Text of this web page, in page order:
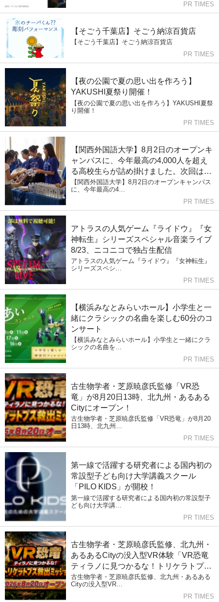
PR TIMES
【そごう千葉店】そごう納涼百貨店
【そごう千葉店】そごう納涼百貨店
PR TIMES
【夜の公園で夏の思い出を作ろう】
YAKUSHI夏祭り開催！
【夜の公園で夏の思い出を作ろう】YAKUSHI夏祭
り開催！
PR TIMES
【関西外国語大学】8月2日のオープンキ
ャンパスに、今年最高の4,000人を超え
る高校生らが詰め掛けました。次回は
2026年最後、8月22日（土）に開催しま
す
【関西外国語大学】8月2日のオープンキャンパス
に、今年最高の4…
PR TIMES
アトラスの人気ゲーム『ライドウ』『女
神転生』シリーズスペシャル音楽ライブ
8/23、ニコニコで独占生配信
アトラスの人気ゲーム『ライドウ』『女神転生』
シリーズスペシ…
PR TIMES
【横浜みなとみらいホール】小学生と一
緒にクラシックの名曲を楽しむ60分のコ
ンサート
【横浜みなとみらいホール】小学生と一緒にクラ
シックの名曲を…
PR TIMES
古生物学者・芝原暁彦氏監修「VR恐
竜」が8月20日13時、北九州・あるある
Cityにオープン！
古生物学者・芝原暁彦氏監修「VR恐竜」が8月20
日13時、北九州…
PR TIMES
第一線で活躍する研究者による国内初の
常設型子ども向け大学講義スクール
「PILO KIDS」が開校！
第一線で活躍する研究者による国内初の常設型子
ども向け大学講…
PR TIMES
古生物学者・芝原暁彦氏監修、北九州・
あるあるCityの没入型VR体験「VR恐竜
ティラノに見つかるな！トリケラトプス
救出ミッション」の制作を往来が担当
古生物学者・芝原暁彦氏監修、北九州・あるある
Cityの没入型VR…
PR TIMES